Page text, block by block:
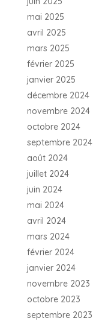
mai 2025
avril 2025
mars 2025
février 2025
janvier 2025
décembre 2024
novembre 2024
octobre 2024
septembre 2024
août 2024
juillet 2024
juin 2024
mai 2024
avril 2024
mars 2024
février 2024
janvier 2024
novembre 2023
octobre 2023
septembre 2023